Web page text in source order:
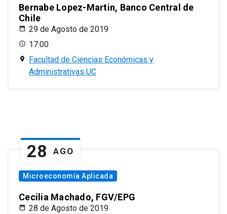
Bernabe Lopez-Martin, Banco Central de
Chile
29 de Agosto de 2019
17:00
Facultad de Ciencias Económicas y
Administrativas UC
28 AGO
Microeconomía Aplicada
Cecilia Machado, FGV/EPG
28 de Agosto de 2019